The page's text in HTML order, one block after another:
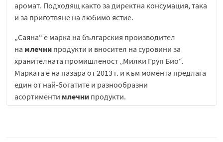
аромат. Подходящ както за директна консумация, така
и за приготвяне на любимо ястие.
„Саяна“ е марка на българския производител
на млечни продукти и вносител на суровини за
хранителната промишленост „Милки Груп Био“.
Марката е на пазара от 2013 г. и към момента предлага
един от най-богатите и разнообразни
асортименти млечни продукти.